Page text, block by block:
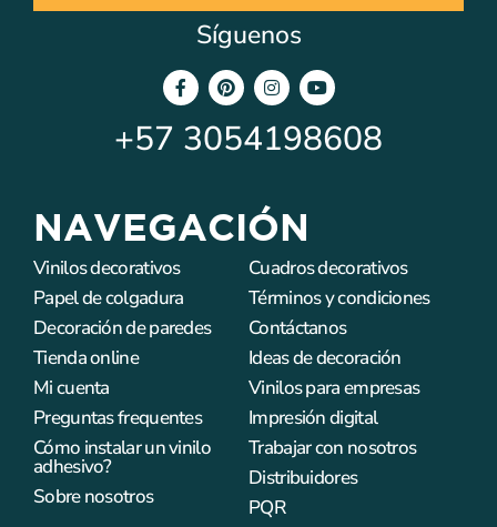
NAVEGACIÓN
Vinilos decorativos
Papel de colgadura
Decoración de paredes
Tienda online
Mi cuenta
Preguntas frequentes
Cómo instalar un vinilo
adhesivo?
Sobre nosotros
Cuadros decorativos
Términos y condiciones
Contáctanos
Ideas de decoración
Vinilos para empresas
Impresión digital
Trabajar con nosotros
Distribuidores
PQR
Síguenos
+57 3054198608